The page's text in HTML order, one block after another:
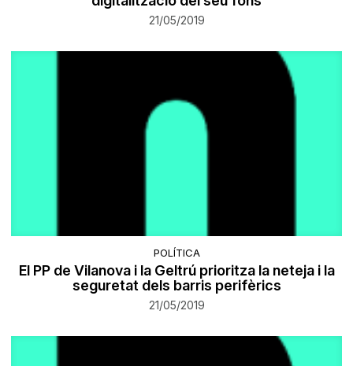
21/05/2019
POLÍTICA
El PP de Vilanova i la Geltrú prioritza la neteja i la
seguretat dels barris perifèrics
21/05/2019